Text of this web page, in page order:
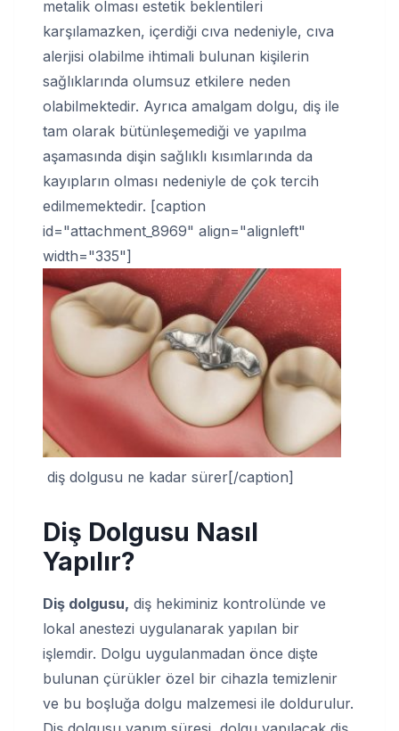
metalik olması estetik beklentileri
karşılamazken, içerdiği cıva nedeniyle, cıva
alerjisi olabilme ihtimali bulunan kişilerin
sağlıklarında olumsuz etkilere neden
olabilmektedir. Ayrıca amalgam dolgu, diş ile
tam olarak bütünleşemediği ve yapılma
aşamasında dişin sağlıklı kısımlarında da
kayıpların olması nedeniyle de çok tercih
edilmemektedir. [caption
id="attachment_8969" align="alignleft"
width="335"]
diş dolgusu ne kadar sürer[/caption]
Diş Dolgusu Nasıl
Yapılır?
Diş dolgusu, diş hekiminiz kontrolünde ve
lokal anestezi uygulanarak yapılan bir
işlemdir. Dolgu uygulanmadan önce dişte
bulunan çürükler özel bir cihazla temizlenir
ve bu boşluğa dolgu malzemesi ile doldurulur.